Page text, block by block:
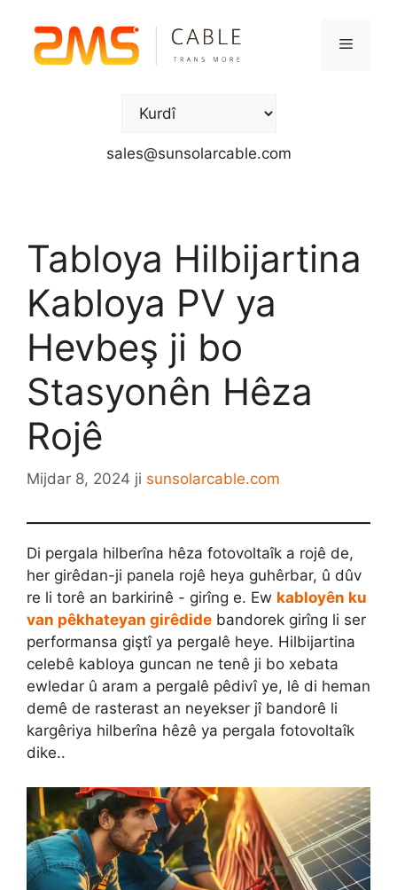
sales@sunsolarcable.com
Tabloya Hilbijartina
Kabloya PV ya
Hevbeş ji bo
Stasyonên Hêza
Rojê
Mijdar 8, 2024 ji sunsolarcable.com
Di pergala hilberîna hêza fotovoltaîk a rojê de,
her girêdan-ji panela rojê heya guhêrbar, û dûv
re li torê an barkirinê - girîng e. Ew kabloyên ku
van pêkhateyan girêdide bandorek girîng li ser
performansa giştî ya pergalê heye. Hilbijartina
celebê kabloya guncan ne tenê ji bo xebata
ewledar û aram a pergalê pêdivî ye, lê di heman
demê de rasterast an neyekser jî bandorê li
kargêriya hilberîna hêzê ya pergala fotovoltaîk
dike..